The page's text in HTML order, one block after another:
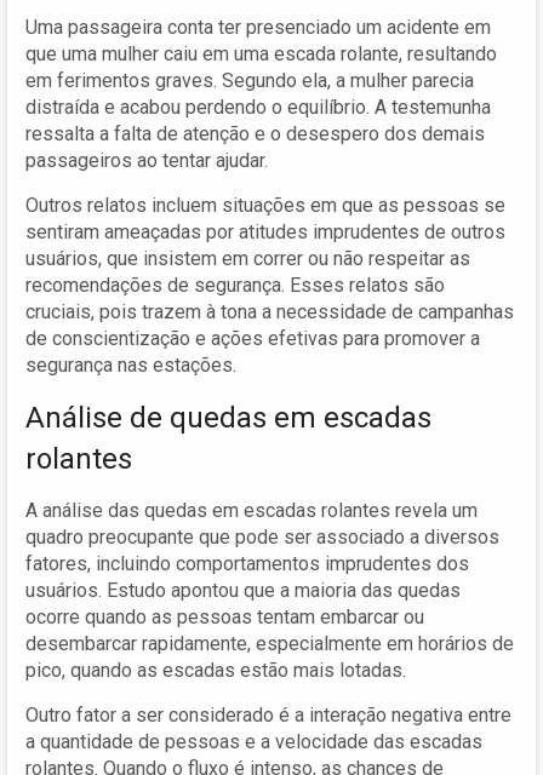
Uma passageira conta ter presenciado um acidente em
que uma mulher caiu em uma escada rolante, resultando
em ferimentos graves. Segundo ela, a mulher parecia
distraída e acabou perdendo o equilíbrio. A testemunha
ressalta a falta de atenção e o desespero dos demais
passageiros ao tentar ajudar.
Outros relatos incluem situações em que as pessoas se
sentiram ameaçadas por atitudes imprudentes de outros
usuários, que insistem em correr ou não respeitar as
recomendações de segurança. Esses relatos são
cruciais, pois trazem à tona a necessidade de campanhas
de conscientização e ações efetivas para promover a
segurança nas estações.
Análise de quedas em escadas
rolantes
A análise das quedas em escadas rolantes revela um
quadro preocupante que pode ser associado a diversos
fatores, incluindo comportamentos imprudentes dos
usuários. Estudo apontou que a maioria das quedas
ocorre quando as pessoas tentam embarcar ou
desembarcar rapidamente, especialmente em horários de
pico, quando as escadas estão mais lotadas.
Outro fator a ser considerado é a interação negativa entre
a quantidade de pessoas e a velocidade das escadas
rolantes. Quando o fluxo é intenso, as chances de